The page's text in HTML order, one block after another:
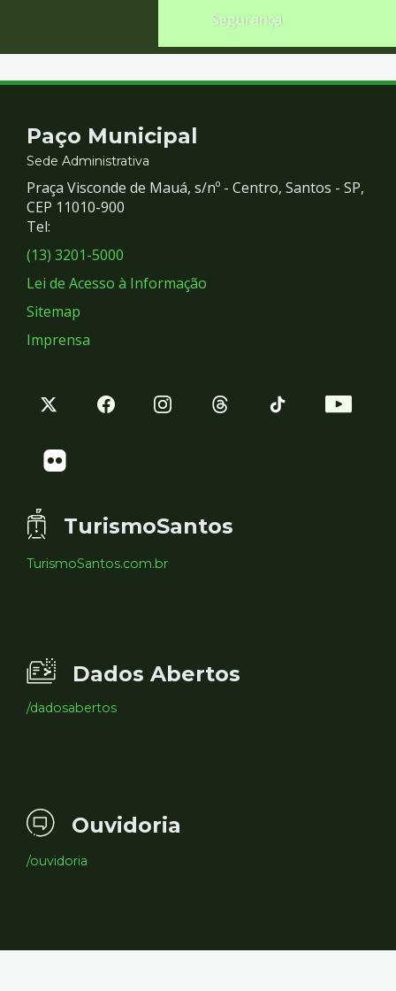
Segurança
Contato
e
Redes
Sociais
Paço Municipal
Sede Administrativa
Praça Visconde de Mauá, s/nº - Centro, Santos - SP,
CEP 11010-900
Tel:
(13) 3201-5000
Lei de Acesso à Informação
Sitemap
Imprensa
TurismoSantos
TurismoSantos.com.br
Dados Abertos
/dadosabertos
Ouvidoria
/ouvidoria